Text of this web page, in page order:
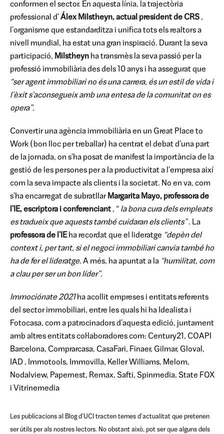
conformen el sector. En aquesta línia, la trajectòria
professional d'Álex Milstheyn, actual president de CRS ,
l'organisme que estandarditza i unifica tots els realtors a
nivell mundial, ha estat una gran inspiració. Durant la seva
participació, Milstheyn ha transmès la seva passió per la
professió immobiliària des dels 10 anys i ha assegurat que
“ser agent immobiliari no és una carrera, és un estil de vida i
l'èxit s'aconsegueix amb una entesa de la comunitat on es
opera”.
Convertir una agència immobiliària en un Great Place to
Work (bon lloc per treballar) ha centrat el debat d'una part
de la jornada, on s'ha posat de manifest la importància de la
gestió de les persones per a la productivitat a l'empresa així
com la seva impacte als clients i la societat. No en va, com
s'ha encarregat de subratllar Margarita Mayo, professora de
l'IE, escriptora i conferenciant , “ la bona cura dels empleats
es tradueix que aquests també cuidaran els clients”. La
professora de l'IEha recordat que el lideratge “depèn del
context i, per tant, si el negoci immobiliari canvia també ho
ha de fer el lideratge. A més, ha apuntat a la “humilitat, com
a clau per ser un bon líder”.
Immociónate 2021ha acollit empreses i entitats referents
del sector immobiliari, entre les quals hi ha Idealista i
Fotocasa, com a patrocinadors d'aquesta edició, juntament
amb altres entitats col·laboradores com: Century21, COAPI
Barcelona, Comprarcasa, CasaFari, Finaer, Gilmar, Gloval,
IAD , Immotools, Immovilla, Keller Williams, Melom,
Nodalview, Papernest, Remax, Safti, Spinmedia, State FOX
i Vitrinemedia
Les publicacions al Blog d'UCI tracten temes d'actualitat que pretenen
ser útils per als nostres lectors. No obstant això, pot ser que alguns dels